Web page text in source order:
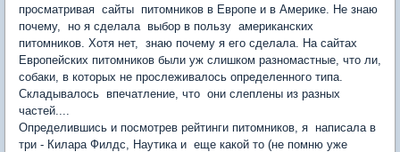
просматривая сайты питомников в Европе и в Америке. Не знаю
почему, но я сделала выбор в пользу американских
питомников. Хотя нет, знаю почему я его сделала. На сайтах
Европейских питомников были уж слишком разномастные, что ли,
собаки, в которых не прослеживалось определенного типа.
Складывалось впечатление, что они слеплены из разных
частей....
Определившись и посмотрев рейтинги питомников, я написала в
три - Килара Филдс, Наутика и еще какой то (не помню уже